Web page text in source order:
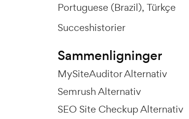
Portuguese (Brazil) Türkçe
Succeshistorier
Sammenligninger
MySiteAuditor Alternativ
Semrush Alternativ
SEO Site Checkup Alternativ